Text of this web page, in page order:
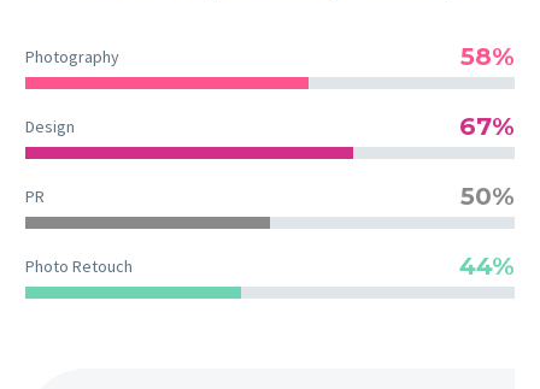
Photography 58%
Design 67%
PR 50%
Photo Retouch 44%